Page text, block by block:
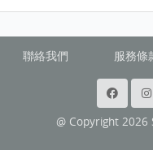
聯絡我們 服務條
@ Copyright